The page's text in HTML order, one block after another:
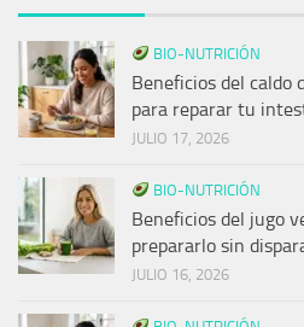
BIO-NUTRICIÓN
Beneficios del caldo
para reparar tu
JULIO 17, 2026
BIO-NUTRICIÓN
Beneficios del jugo
prepararlo sin
JULIO 16, 2026